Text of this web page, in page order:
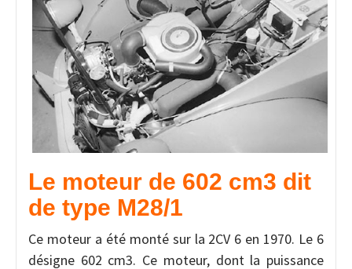
Le moteur de 602 cm3 dit
de type M28/1
Ce moteur a été monté sur la 2CV 6 en 1970. Le 6
désigne 602 cm3. Ce moteur, dont la puissance